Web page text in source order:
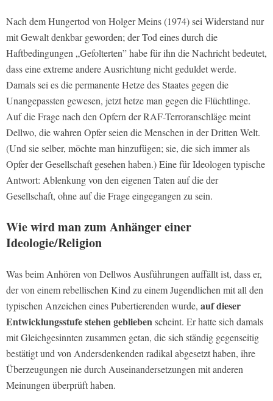
Nach dem Hungertod von Holger Meins (1974) sei Widerstand nur
mit Gewalt denkbar geworden; der Tod eines durch die
Haftbedingungen „Gefolterten” habe für ihn die Nachricht bedeutet,
dass eine extreme andere Ausrichtung nicht geduldet werde.
Damals sei es die permanente Hetze des Staates gegen die
Unangepassten gewesen, jetzt hetze man gegen die Flüchtlinge.
Auf die Frage nach den Opfern der RAF-Terroranschläge meint
Dellwo, die wahren Opfer seien die Menschen in der Dritten Welt.
(Und sie selber, möchte man hinzufügen; sie, die sich immer als
Opfer der Gesellschaft gesehen haben.) Eine für Ideologen typische
Antwort: Ablenkung von den eigenen Taten auf die der
Gesellschaft, ohne auf die Frage eingegangen zu sein.
Wie wird man zum Anhänger einer
Ideologie/Religion
Was beim Anhören von Dellwos Ausführungen auffällt ist, dass er,
der von einem rebellischen Kind zu einem Jugendlichen mit all den
typischen Anzeichen eines Pubertierenden wurde, auf dieser
Entwicklungsstufe stehen gebliebenscheint. Er hatte sich damals
mit Gleichgesinnten zusammen getan, die sich ständig gegenseitig
bestätigt und von Andersdenkenden radikal abgesetzt haben, ihre
Überzeugungen nie durch Auseinandersetzungen mit anderen
Meinungen überprüft haben.